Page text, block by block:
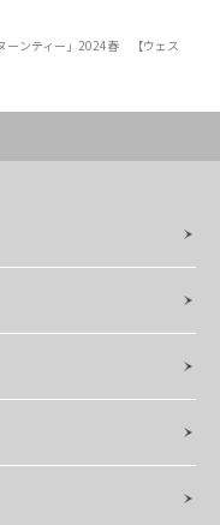
ーンティー」2024春 【ウェス